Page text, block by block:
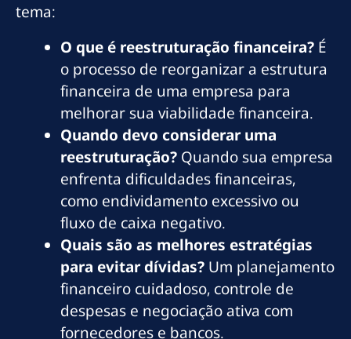
tema:
O que é reestruturação financeira? É
o processo de reorganizar a estrutura
financeira de uma empresa para
melhorar sua viabilidade financeira.
Quando devo considerar uma
reestruturação? Quando sua empresa
enfrenta dificuldades financeiras,
como endividamento excessivo ou
fluxo de caixa negativo.
Quais são as melhores estratégias
para evitar dívidas? Um planejamento
financeiro cuidadoso, controle de
despesas e negociação ativa com
fornecedores e bancos.